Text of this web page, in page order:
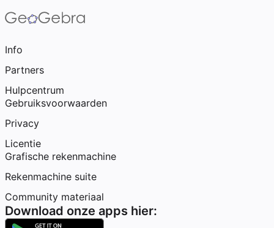
Info
Partners
Hulpcentrum
Gebruiksvoorwaarden
Privacy
Licentie
Grafische rekenmachine
Rekenmachine suite
Community materiaal
Download onze apps hier: